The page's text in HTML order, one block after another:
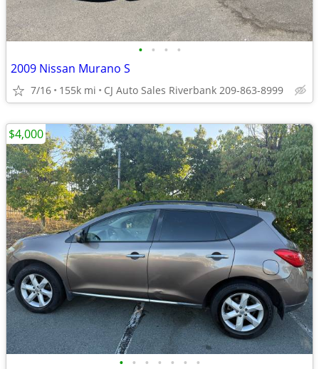
• • • •
2009 Nissan Murano S
7/16 155k mi CJ Auto Sales Riverbank 209-863-8999
• • • • • • •
$4,000